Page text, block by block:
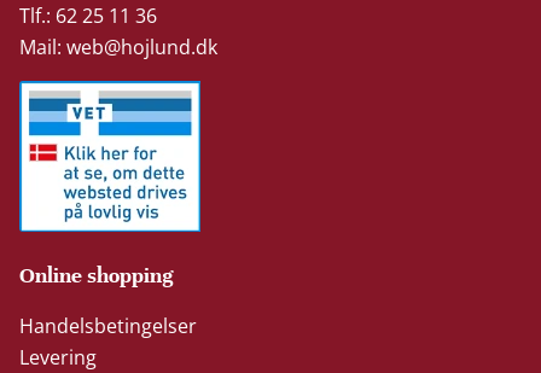
Tlf.: 62 25 11 36
Mail:web@hojlund.dk
Online shopping
Handelsbetingelser
Levering